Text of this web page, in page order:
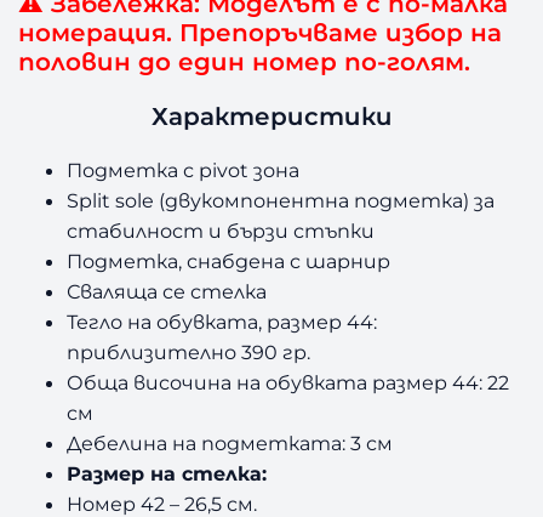
номерация. Препоръчваме избор на
половин до един номер по-голям.
Характеристики
Подметка с pivotзона
Split sole (двукомпонентна подметка) за
стабилност и бързи стъпки
Подметка, снабдена с шарнир
Сваляща се стелка
Тегло на обувката, размер 44:
приблизително 390 гр.
Обща височина на обувката размер 44: 22
см
Дебелина на подметката: 3 см
Размер на стелка:
Номер 42 – 26,5 см.